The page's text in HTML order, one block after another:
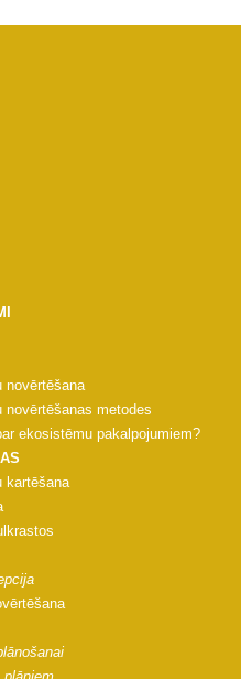
novērtēšana
novērtēšanas metodes
ekosistēmu pakalpojumiem?
kartēšana